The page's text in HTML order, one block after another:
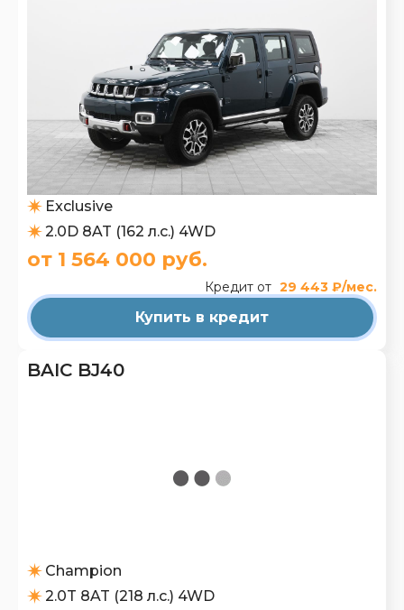
Exclusive
2.0D 8AT (162 л.с.) 4WD
от 1 564 000 руб.
Кредит от 29 443 ₽/мес.
Купить в кредит
BAIC BJ40
Champion
2.0T 8AT (218 л.с.) 4WD